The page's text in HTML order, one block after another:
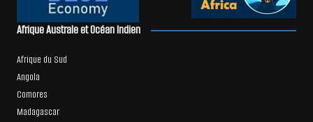
Afrique Australe et Océan Indien
Afrique du Sud
Angola
Comores
Madagascar